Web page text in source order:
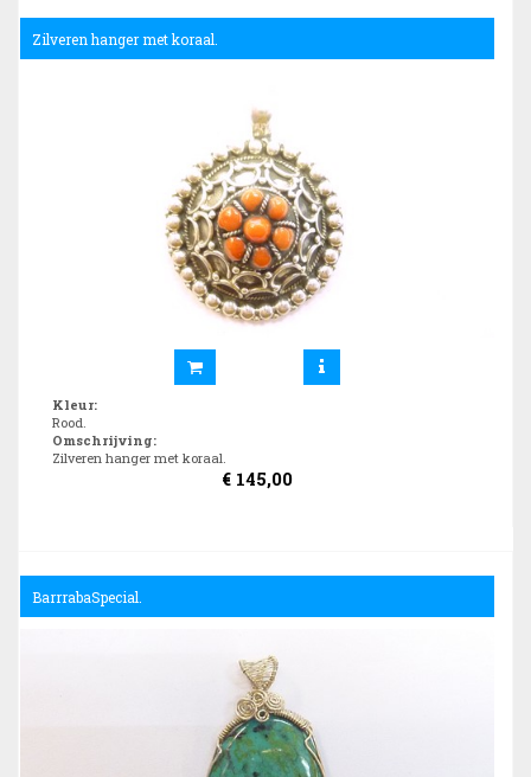
Zilveren hanger met koraal.
Kleur:
Rood.
Omschrijving:
Zilveren hanger met koraal.
€ 145,00
BarrrabaSpecial.